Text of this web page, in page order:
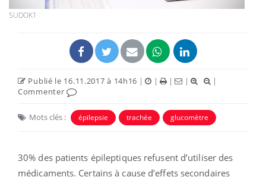
SUDOK1
Publié le 16.11.2017 à 14h16 | | | |
|
Commenter
Mots clés : épilepsie trachée glucomètre
30% des patients épileptiques refusent d’utiliser des
médicaments. Certains à cause d’effets secondaires